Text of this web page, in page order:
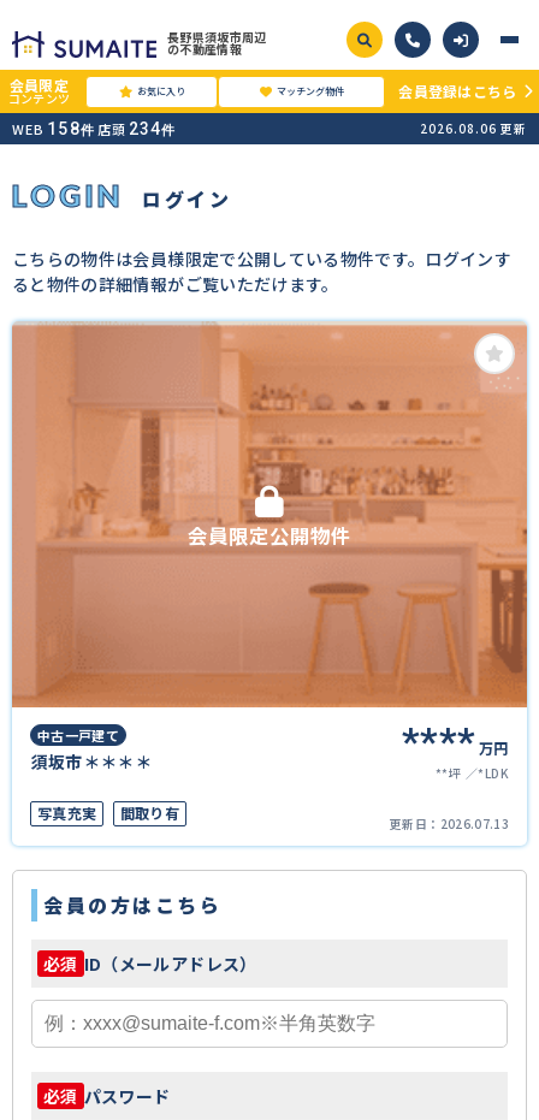
長野県須坂市周辺
の不動産情報
会員限定
コンテンツ お気に入り マッチング物件 会員登録はこちら
WEB 158件 店頭 234件 2026.08.06 更新
LOGIN ログイン
こちらの物件は会員様限定で公開している物件です。ログインす
ると物件の詳細情報がご覧いただけます。
会員限定公開物件
中古一戸建て
須坂市＊＊＊＊ ****万円
**坪 *LDK
写真充実 間取り有
更新日： 2026.07.13
会員の方はこちら
必須 ID（メールアドレス）
必須 パスワード